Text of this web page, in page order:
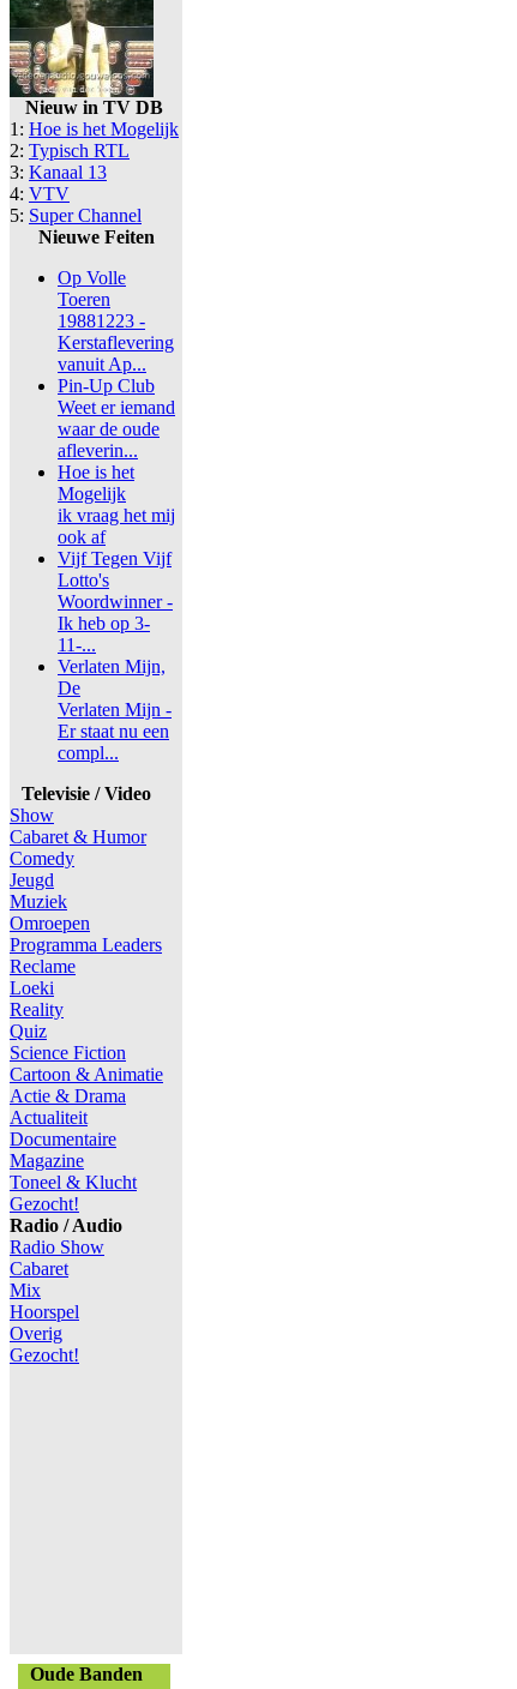
Nieuw in TV DB
1: Hoe is het Mogelijk
2: Typisch RTL
3: Kanaal 13
4: VTV
5: Super Channel
Nieuwe Feiten
Op Volle
Toeren
19881223 -
Kerstaflevering
vanuit Ap...
Pin-Up Club
Weet er iemand
waar de oude
afleverin...
Hoe is het
Mogelijk
ik vraag het mij
ook af
Vijf Tegen Vijf
Lotto's
Woordwinner -
Ik heb op 3-
11-...
Verlaten Mijn,
De
Verlaten Mijn -
Er staat nu een
compl...
Televisie / Video
Show
Cabaret & Humor
Comedy
Jeugd
Muziek
Omroepen
Programma Leaders
Reclame
Loeki
Reality
Quiz
Science Fiction
Cartoon & Animatie
Actie & Drama
Actualiteit
Documentaire
Magazine
Toneel & Klucht
Gezocht!
Radio / Audio
Radio Show
Cabaret
Mix
Hoorspel
Overig
Gezocht!
Oude Banden